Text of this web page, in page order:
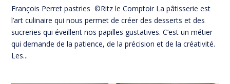
François Perret pastries ©Ritz le Comptoir La pâtisserie est
l’art culinaire qui nous permet de créer des desserts et des
sucreries qui éveillent nos papilles gustatives. C’est un métier
qui demande de la patience, de la précision et de la créativité.
Les...